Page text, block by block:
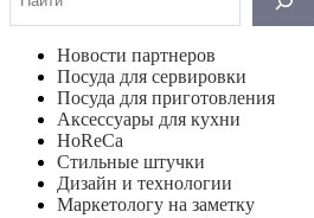
Новости партнеров
Посуда для сервировки
Посуда для приготовления
Аксессуары для кухни
HoReCa
Стильные штучки
Дизайн и технологии
Маркетологу на заметку